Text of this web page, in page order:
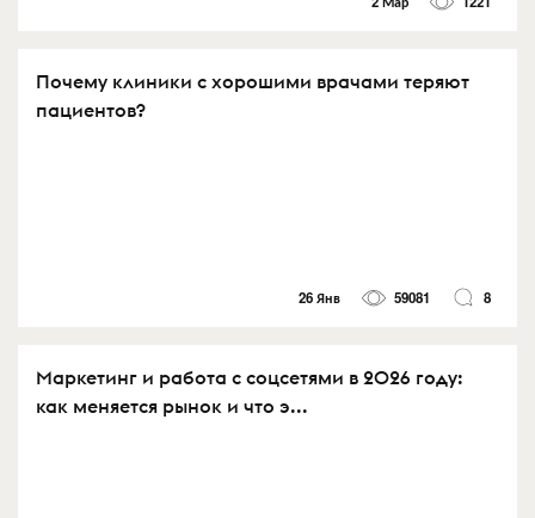
Почему клиники с хорошими врачами теряют
пациентов?
26 Янв 59081 8
Маркетинг и работа с соцсетями в 2026 году:
как меняется рынок и что э...